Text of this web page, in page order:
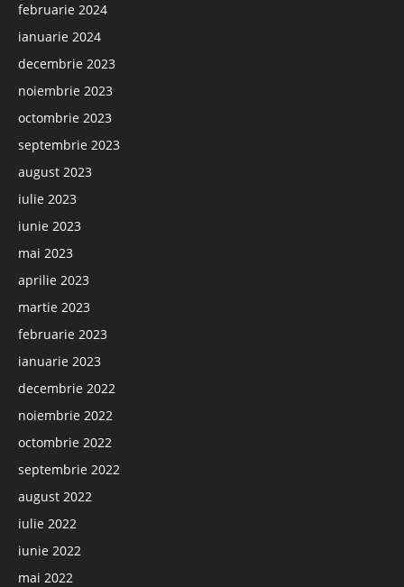
februarie 2024
ianuarie 2024
decembrie 2023
noiembrie 2023
octombrie 2023
septembrie 2023
august 2023
iulie 2023
iunie 2023
mai 2023
aprilie 2023
martie 2023
februarie 2023
ianuarie 2023
decembrie 2022
noiembrie 2022
octombrie 2022
septembrie 2022
august 2022
iulie 2022
iunie 2022
mai 2022